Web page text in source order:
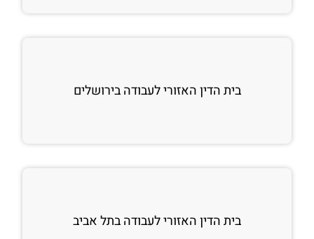
בית הדין האזורי לעבודה בירושלים
בית הדין האזורי לעבודה בתל אביב